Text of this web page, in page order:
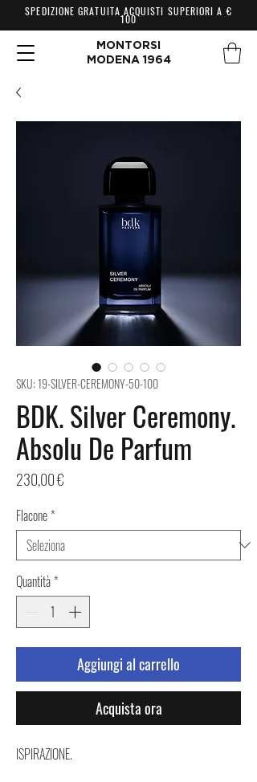
MONTORSI
MODENA 1964
SPEDIZIONE GRATUITA ACQUISTI SUPERIORI A €
100
SKU: 19-SILVER-CEREMONY-50-100
BDK. Silver Ceremony.
Absolu De Parfum
230,00 €
Flacone*
Quantità*
Aggiungi al carrello
Acquista ora
ISPIRAZIONE.